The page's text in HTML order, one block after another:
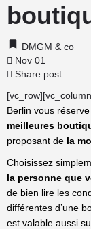
DMGM & co
Nov 01
Share post
Berlin vous
meilleures
proposant de la
Choisissez
la personne que
de bien lire les
différentes d’une
est valable aussi